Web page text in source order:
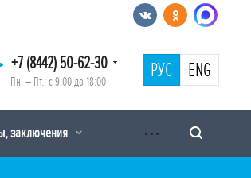
+7 (8442) 50-62-30
Пн. – Пт.: с 9:00 до 18:00 РУС ENG
заключения